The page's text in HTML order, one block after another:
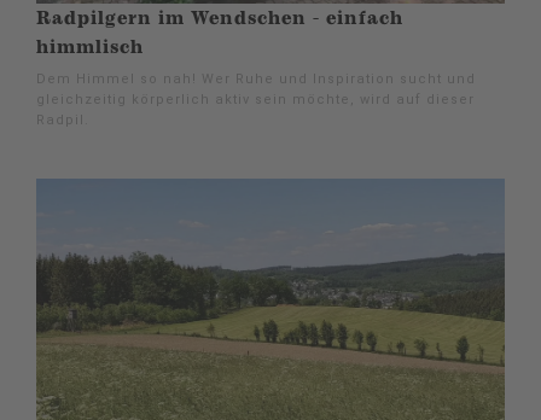
Radpilgern im Wendschen - einfach
himmlisch
Dem Himmel so nah! Wer Ruhe und Inspiration sucht und
gleichzeitig körperlich aktiv sein möchte, wird auf dieser
Radpil.